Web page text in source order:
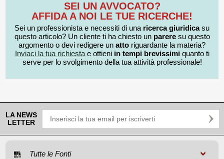
SEI UN AVVOCATO?
AFFIDA A NOI LE TUE RICERCHE!
Sei un professionista e necessiti di una ricerca giuridicasu
questo articolo? Un cliente ti ha chiesto un pareresu questo
argomento o devi redigere un atto riguardante la materia?
Inviaci la tua richiestae ottieni in tempi brevissimiquanto ti
serve per lo svolgimento della tua attività professionale!
LA NEWS
LETTER
Tutte le Fonti